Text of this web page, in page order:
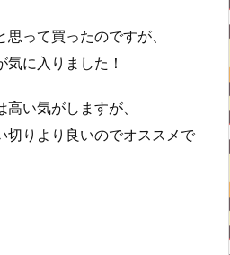
って買ったのですが、
に入りました！
い気がしますが、
切りより良いのでオススメで